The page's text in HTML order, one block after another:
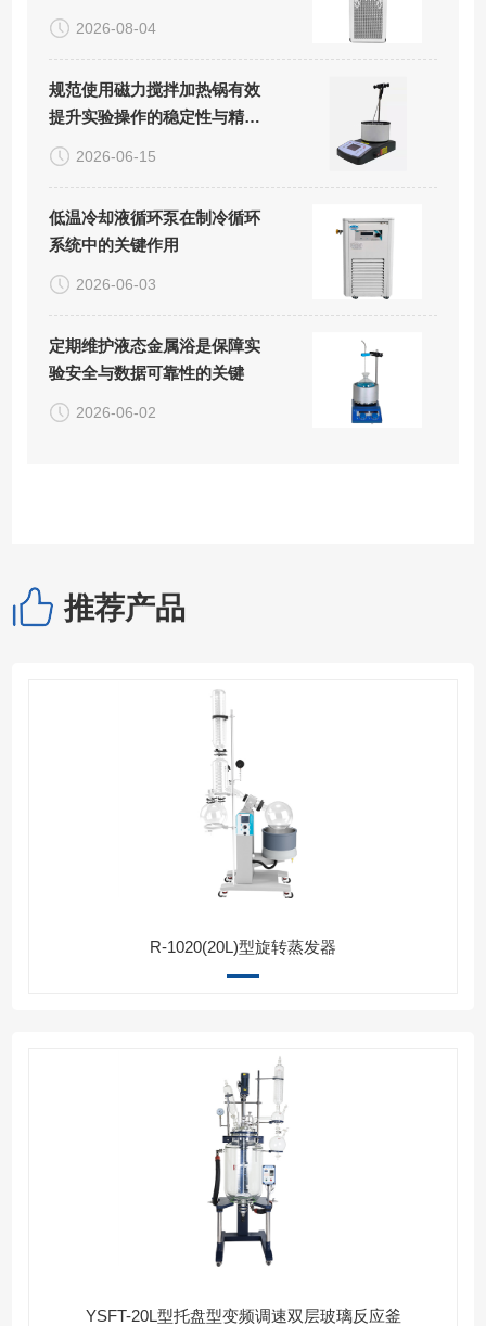
精密控温需求
2026-08-04
规范使用磁力搅拌加热锅有效
提升实验操作的稳定性与精准
度
2026-06-15
低温冷却液循环泵在制冷循环
系统中的关键作用
2026-06-03
定期维护液态金属浴是保障实
验安全与数据可靠性的关键
2026-06-02
推荐产品
R-1020(20L)型旋转蒸发器
YSFT-20L型托盘型变频调速双层玻璃反应釜